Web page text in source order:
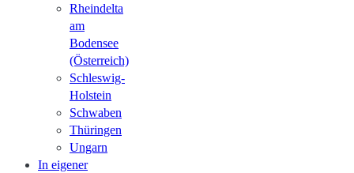
Rheindelta
am
Bodensee
(Österreich)
Schleswig-
Holstein
Schwaben
Thüringen
Ungarn
In eigener